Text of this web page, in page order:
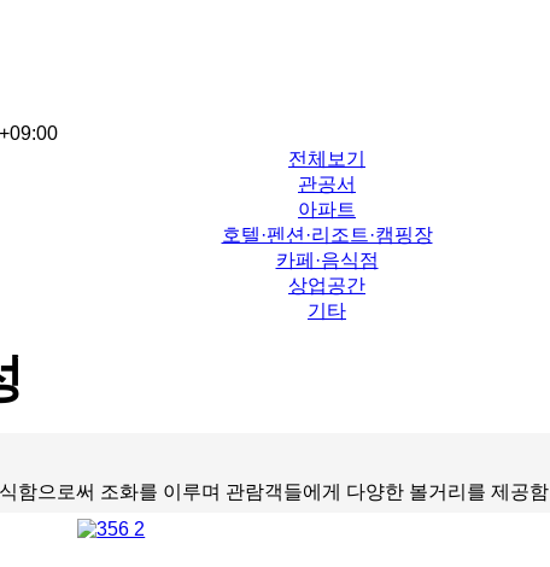
전체보기
관공서
아파트
호텔·펜션·리조트·캠핑장
카페·음식점
상업공간
기타
함으로써 조화를 이루며 관람객들에게 다양한 볼거리를 제공함